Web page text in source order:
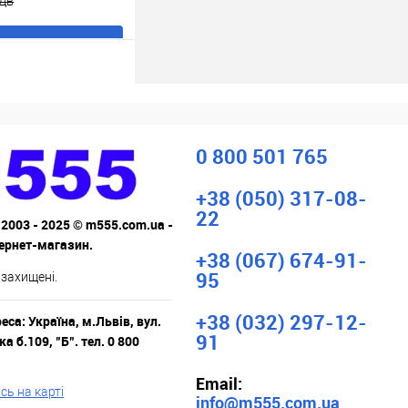
В наявності
- 2025 © m555.com.ua -
магазин.
Україна, м.Львів, вул.
б.109, "Б". тел. 0 800
на карті
0 800 501 765
+38 (050) 317-08-
22
+38 (067) 674-91-
95
+38 (032) 297-12-
91
Email:
info@m555.com.ua